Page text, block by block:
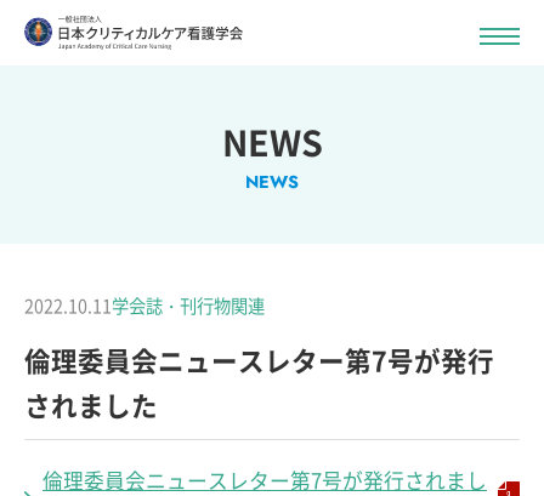
NEWS
NEWS
2022.10.11学会誌・刊行物関連
倫理委員会ニュースレター第7号が発行
されました
倫理委員会ニュースレター第7号が発行されまし